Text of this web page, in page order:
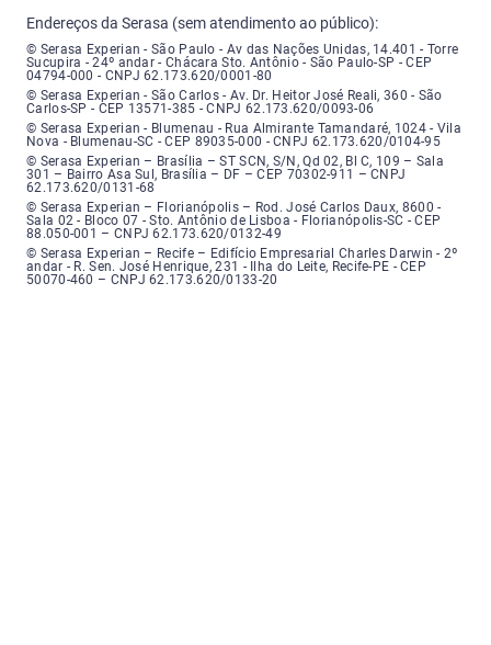
Endereços da Serasa (sem atendimento ao público):
Serasa Experian - São Paulo - Endereço: Avenida das Nações Unidas,
© Serasa Experian - São Paulo - Av das Nações Unidas, 14.401 - Torre
Sucupira - 24º andar - Chácara Sto. Antônio - São Paulo-SP - CEP
04794-000 - CNPJ 62.173.620/0001-80
Serasa Experian - São Carlos - Endereço: Avenida Doutor Heitor José
© Serasa Experian - São Carlos - Av. Dr. Heitor José Reali, 360 - São
Carlos-SP - CEP 13571-385 - CNPJ 62.173.620/0093-06
Serasa Experian - Blumenau - Endereço: Rua Almirante Tamandaré,
© Serasa Experian - Blumenau - Rua Almirante Tamandaré, 1024 - Vila
Nova - Blumenau-SC - CEP 89035-000 - CNPJ 62.173.620/0104-95
Serasa Experian - Brasília, Endereço: Setor Comercial Norte, sem
© Serasa Experian – Brasília – ST SCN, S/N, Qd 02, Bl C, 109 – Sala
301 – Bairro Asa Sul, Brasília – DF – CEP 70302-911 – CNPJ
62.173.620/0131-68
Serasa Experian - Florianópolis, Endereço: Rodovia José Carlos, número
© Serasa Experian – Florianópolis – Rod. José Carlos Daux, 8600 -
Sala 02 - Bloco 07 - Sto. Antônio de Lisboa - Florianópolis-SC - CEP
88.050-001 – CNPJ 62.173.620/0132-49
Serasa Experian - Recife, Endereço: Edifício Empresarial Charles Darwin,
© Serasa Experian – Recife – Edifício Empresarial Charles Darwin - 2º
andar - R. Sen. José Henrique, 231 - Ilha do Leite, Recife-PE - CEP
50070-460 – CNPJ 62.173.620/0133-20